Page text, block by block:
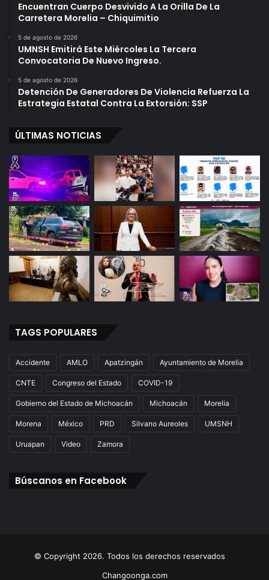
Encuentran Cuerpo Desvivido A La Orilla De La
Carretera Morelia – Chiquimitio
5 de agosto de 2026
UMNSH Emitirá Este Miércoles La Tercera
Convocatoria De Nuevo Ingreso.
5 de agosto de 2026
Detención De Generadores De Violencia Refuerza La
Estrategia Estatal Contra La Extorsión: SSP
ÚLTIMAS NOTICIAS
TAGS POPULARES
Accidente AMLO Apatzingán Ayuntamiento de Morelia
CNTE Congreso del Estado COVID-19
Gobierno del Estado de Michoacán Michoacán Morelia
Morena México PRD Silvano Aureoles UMSNH
Uruapan Video Zamora
Búscanos en Facebook
© Copyright 2026. Todos los derechos reservados
Changoonga.com